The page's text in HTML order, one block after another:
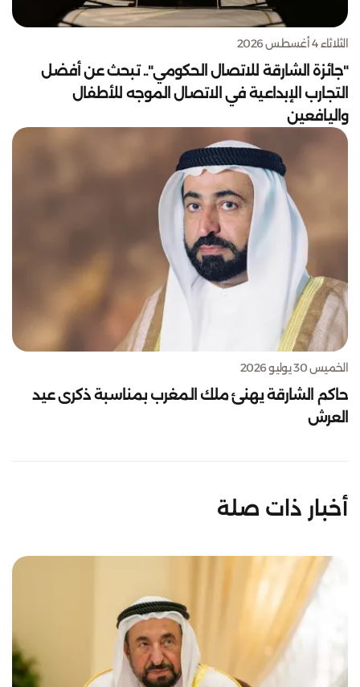
الثلاثاء 4 أغسطس 2026
"جائزة الشارقة للاتصال الحكومي".. تبحث عن أفضل
التجارب الإبداعية في الاتصال الموجه للأطفال
واليافعين
الخميس 30 يوليو 2026
حاكم الشارقة يهنئ ملك المغرب بمناسبة ذكرى عيد
العرش
أخبار ذات صلة